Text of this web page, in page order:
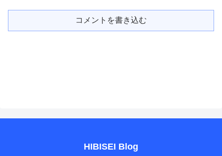
コメントを書き込む
HIBISEI Blog